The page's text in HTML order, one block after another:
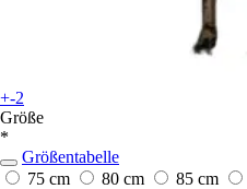
+-2
Größe
*
Größentabelle
75 cm
80 cm 85 cm